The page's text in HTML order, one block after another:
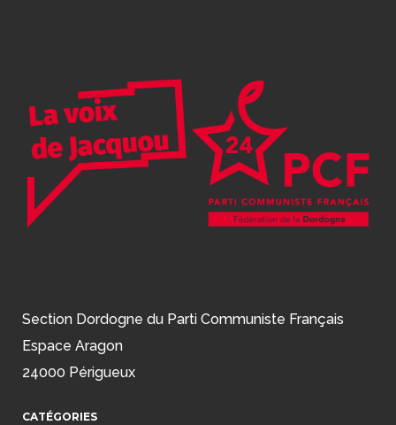
Section Dordogne du Parti Communiste Français
Espace Aragon
24000 Périgueux
CATÉGORIES